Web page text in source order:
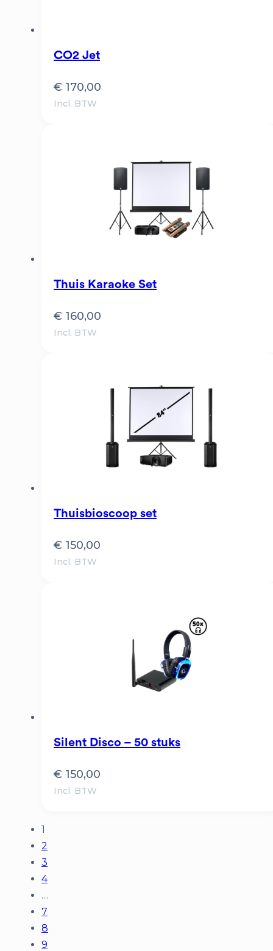
CO2 Jet
€ 170,00
Incl. BTW
Thuis Karaoke Set
€ 160,00
Incl. BTW
Thuisbioscoop set
€ 150,00
Incl. BTW
Silent Disco – 50 stuks
€ 150,00
Incl. BTW
1
2
3
4
…
7
8
9